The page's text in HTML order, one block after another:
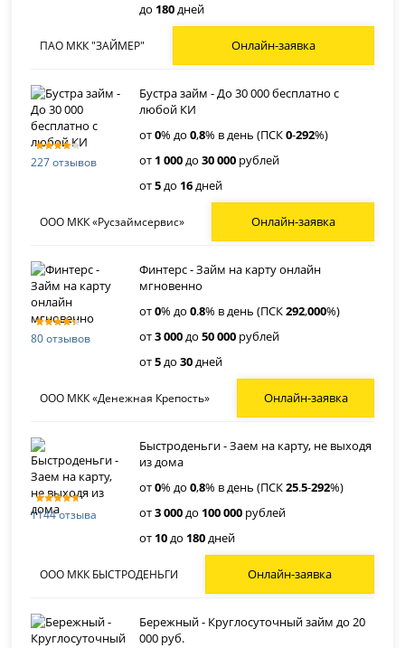
до 180дней
ПАО МКК "ЗАЙМЕР" Онлайн-заявка
227 отзывов
Бустра займ - До 30 000 бесплатно с
любой КИ
от0% до0,8% в день (ПСК0-292%)
от 1 000до30 000 рублей
от5до 16дней
ООО МКК «Русзаймсервис» Онлайн-заявка
80 отзывов
Финтерс - Займ на карту онлайн
мгновенно
от0% до0.8% в день (ПСК292,000%)
от3 000до50 000 рублей
от5до30дней
ООО МКК «Денежная Крепость» Онлайн-заявка
1144 отзыва
Быстроденьги - Заем на карту, не выходя
из дома
от0% до0,8% в день (ПСК25.5-292%)
от3 000до 100 000 рублей
от 10до 180дней
ООО МКК БЫСТРОДЕНЬГИ Онлайн-заявка
Бережный - Круглосуточный займ до 20
000 руб.